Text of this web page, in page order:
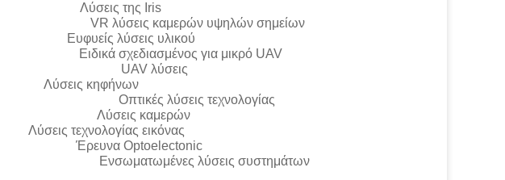
Iris Λύσεις της Iris
καμερών υψηλών σημείων
λύσεις υλικού
Ειδικά σχεδιασμένος για μικρό UAV
καμερών UAV λύσεις
κηφήνων
Οπτικές λύσεις τεχνολογίας
Λύσεις καμερών
εικόνας
Έρευνα Optoelectonic
Ενσωματωμένες λύσεις συστημάτων